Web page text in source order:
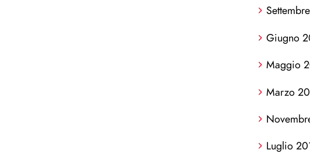
Giugno
Maggio
Marzo
Luglio